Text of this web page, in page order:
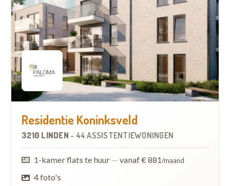
Residentie Koninksveld
3210 LINDEN - 44 ASSISTENTIEWONINGEN
1-kamer flats te huur — vanaf € 881/maand
4 foto's